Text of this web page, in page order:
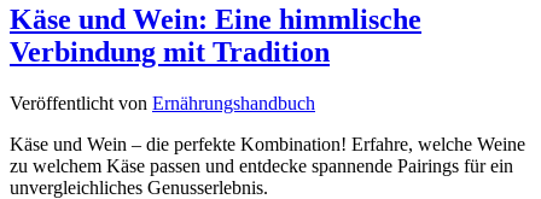
Käse und Wein: Eine himmlische
Verbindung mit Tradition
Veröffentlicht von Ernährungshandbuch
Käse und Wein – die perfekte Kombination! Erfahre, welche Weine
zu welchem Käse passen und entdecke spannende Pairings für ein
unvergleichliches Genusserlebnis.